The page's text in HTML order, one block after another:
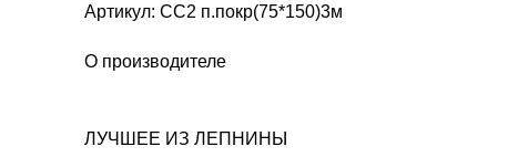
Артикул: СС2 п.покр(75*150)3м
О производителе
ЛУЧШЕЕ ИЗ ЛЕПНИНЫ